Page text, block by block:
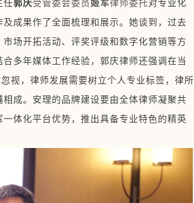
任郭庆受管委会委员姬军律师委托对专业化
成果作了全面梳理和展示。她谈到，过去
场开拓活动、评奖评级和数字化营销等方
多年媒体工作经验，郭庆律师还强调在当
视，律师发展需要树立个人专业标签，律所
成。安理的品牌建设要由全体律师凝聚共
体化平台优势，推出具备专业特色的精英